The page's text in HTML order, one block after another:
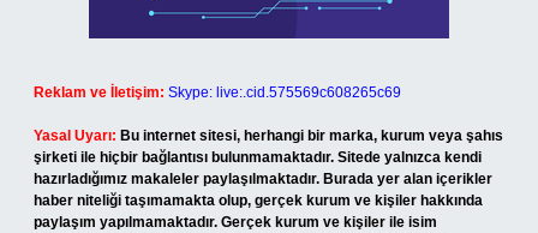
Reklam ve İletişim: Skype: live:.cid.575569c608265c69
Yasal Uyarı: Bu internet sitesi, herhangi bir marka, kurum veya şahıs
şirketi ile hiçbir bağlantısı bulunmamaktadır. Sitede yalnızca kendi
hazırladığımız makaleler paylaşılmaktadır. Burada yer alan içerikler
haber niteliği taşımamakta olup, gerçek kurum ve kişiler hakkında
paylaşım yapılmamaktadır. Gerçek kurum ve kişiler ile isim